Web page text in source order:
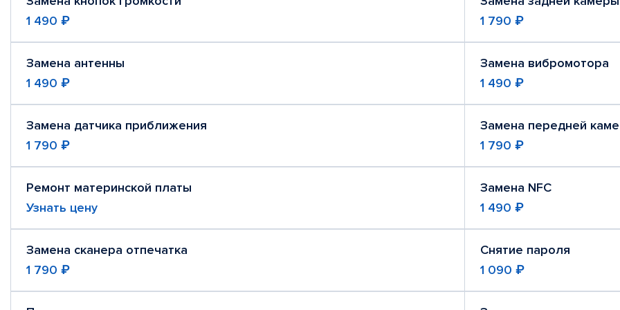
1 490 ₽
1 790 ₽
Замена антенны
1 490 ₽
Замена вибромотора
1 490 ₽
Замена датчика приближения
1 790 ₽
Замена передней
1 790 ₽
Ремонт материнской платы
Узнать цену
Замена NFC
1 490 ₽
Замена сканера отпечатка
1 790 ₽
Снятие пароля
1 090 ₽